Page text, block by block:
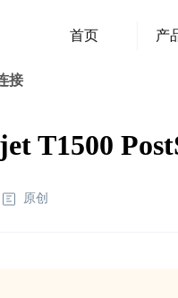
首页 产
接
T1500
原创